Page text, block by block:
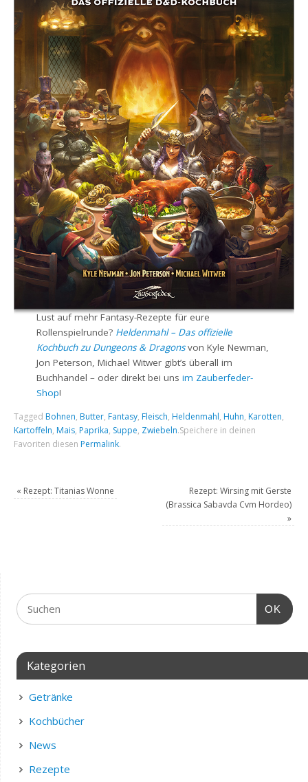
Lust auf mehr Fantasy-Rezepte für eure
Rollenspielrunde? Heldenmahl – Das offizielle
Kochbuch zu Dungeons & Dragonsvon Kyle Newman,
Jon Peterson, Michael Witwer gibt’s überall im
Buchhandel – oder direkt bei uns im Zauberfeder-
Shop!
Tagged Bohnen, Butter, Fantasy, Fleisch, Heldenmahl, Huhn, Karotten,
Kartoffeln, Mais, Paprika, Suppe, Zwiebeln.Speichere in deinen
Favoriten diesen Permalink.
« Rezept: Titanias Wonne
Rezept: Wirsing mit Gerste
(Brassica Sabavda Cvm Hordeo)
»
OK
Kategorien
Getränke
Kochbücher
News
Rezepte